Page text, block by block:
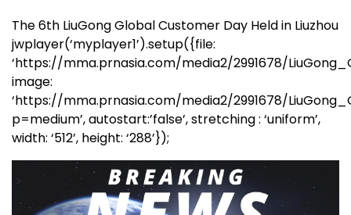
The 6th LiuGong Global Customer Day Held in Liuzhou
jwplayer(‘myplayer1’).setup({file:
‘https://mma.prnasia.com/media2/2991678/
image:
‘https://mma.prnasia.com/media2/2991678/
p=medium’, autostart:’false’, stretching : ‘uniform’,
width: ‘512’, height: ‘288’});